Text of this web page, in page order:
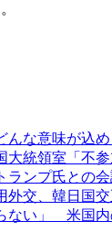
んな意味が込
統領室「不
ンプ氏との会
交、韓日国
ない」 米国